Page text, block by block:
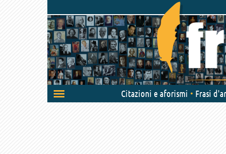
Attiva/disattiva
navigazione
Citazioni e aforismi Frasi